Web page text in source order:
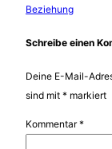
Beziehung
Schreibe einen
Deine E-Mail-
sind mit * markiert
Kommentar*